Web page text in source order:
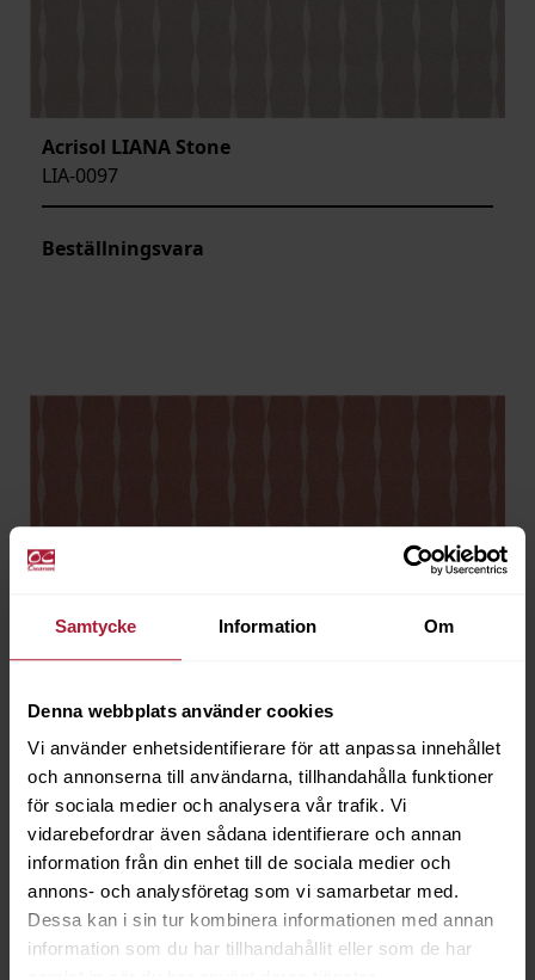
Samtycke Information Om
Denna webbplats använder cookies
Vi använder enhetsidentifierare för att anpassa innehållet
och annonserna till användarna, tillhandahålla funktioner
för sociala medier och analysera vår trafik. Vi
vidarebefordrar även sådana identifierare och annan
information från din enhet till de sociala medier och
annons- och analysföretag som vi samarbetar med.
Dessa kan i sin tur kombinera informationen med annan
information som du har tillhandahållit eller som de har
Acrisol LIANA Stone
LIA-0097
Beställningsvara
Acrisol LIANA Africa
LIA-0098